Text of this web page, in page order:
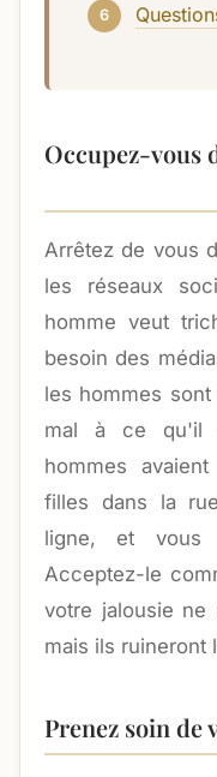
Occupez-vous
Arrêtez de vous
les réseaux
homme veut
besoin des
les hommes
mal à ce qu'il
hommes
filles dans la
ligne, et
Acceptez-le
votre jalousie ne
mais ils ruineront
Prenez soin de